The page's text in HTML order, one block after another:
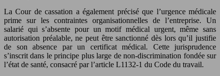
La Cour de cassation a également précisé que l’urgence médicale
prime sur les contraintes organisationnelles de l’entreprise. Un
salarié qui s’absente pour un motif médical urgent, même sans
autorisation préalable, ne peut être sanctionné dès lors qu’il justifie
de son absence par un certificat médical. Cette jurisprudence
s’inscrit dans le principe plus large de non-discrimination fondée sur
l’état de santé, consacré par l’article L1132-1 du Code du travail.